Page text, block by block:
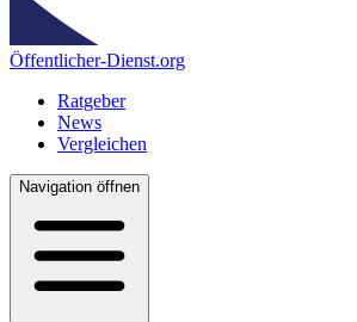
Öffentlicher-Dienst.org
Ratgeber
News
Vergleichen
Navigation öffnen